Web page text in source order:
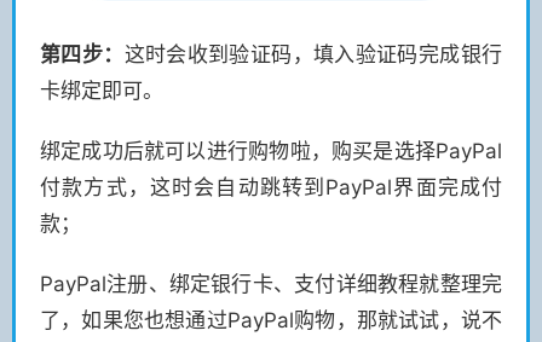
第四步： 这时会收到验证码，填入验证码完成银行
卡绑定即可。
绑定成功后就可以进行购物啦，购买是选择PayPal
付款方式，这时会自动跳转到PayPal界面完成付
款；
PayPal注册、绑定银行卡、支付详细教程就整理完
了，如果您也想通过PayPal购物，那就试试，说不